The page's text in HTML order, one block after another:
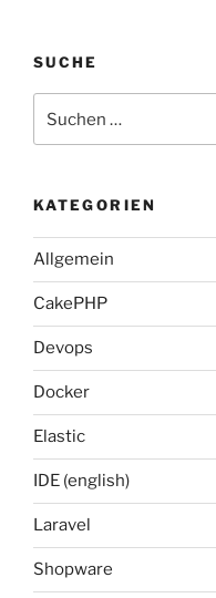
SUCHE
nach:
KATEGORIEN
Allgemein
CakePHP
Devops
Docker
Elastic
IDE (english)
Laravel
Shopware